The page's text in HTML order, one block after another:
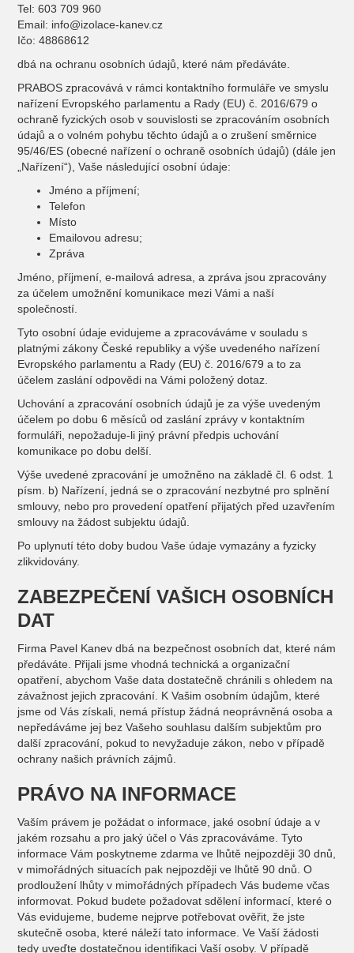
Tel: 603 709 960
Email: info@izolace-kanev.cz
Ičo: 48868612
dbá na ochranu osobních údajů, které nám předáváte.
PRABOS zpracovává v rámci kontaktního formuláře ve smyslu
nařízení Evropského parlamentu a Rady (EU) č. 2016/679 o
ochraně fyzických osob v souvislosti se zpracováním osobních
údajů a o volném pohybu těchto údajů a o zrušení směrnice
95/46/ES (obecné nařízení o ochraně osobních údajů) (dále jen
„Nařízení“), Vaše následující osobní údaje:
Jméno a příjmení;
Telefon
Místo
Emailovou adresu;
Zpráva
Jméno, příjmení, e-mailová adresa, a zpráva jsou zpracovány
za účelem umožnění komunikace mezi Vámi a naší
společností.
Tyto osobní údaje evidujeme a zpracováváme v souladu s
platnými zákony České republiky a výše uvedeného nařízení
Evropského parlamentu a Rady (EU) č. 2016/679 a to za
účelem zaslání odpovědi na Vámi položený dotaz.
Uchování a zpracování osobních údajů je za výše uvedeným
účelem po dobu 6 měsíců od zaslání zprávy v kontaktním
formuláři, nepožaduje-li jiný právní předpis uchování
komunikace po dobu delší.
Výše uvedené zpracování je umožněno na základě čl. 6 odst. 1
písm. b) Nařízení, jedná se o zpracování nezbytné pro splnění
smlouvy, nebo pro provedení opatření přijatých před uzavřením
smlouvy na žádost subjektu údajů.
Po uplynutí této doby budou Vaše údaje vymazány a fyzicky
zlikvidovány.
ZABEZPEČENÍ VAŠICH OSOBNÍCH
DAT
Firma Pavel Kanev dbá na bezpečnost osobních dat, které nám
předáváte. Přijali jsme vhodná technická a organizační
opatření, abychom Vaše data dostatečně chránili s ohledem na
závažnost jejich zpracování. K Vašim osobním údajům, které
jsme od Vás získali, nemá přístup žádná neoprávněná osoba a
nepředáváme jej bez Vašeho souhlasu dalším subjektům pro
další zpracování, pokud to nevyžaduje zákon, nebo v případě
ochrany našich právních zájmů.
PRÁVO NA INFORMACE
Vaším právem je požádat o informace, jaké osobní údaje a v
jakém rozsahu a pro jaký účel o Vás zpracováváme. Tyto
informace Vám poskytneme zdarma ve lhůtě nejpozději 30 dnů,
v mimořádných situacích pak nejpozději ve lhůtě 90 dnů. O
prodloužení lhůty v mimořádných případech Vás budeme včas
informovat. Pokud budete požadovat sdělení informací, které o
Vás evidujeme, budeme nejprve potřebovat ověřit, že jste
skutečně osoba, které náleží tato informace. Ve Vaší žádosti
tedy uveďte dostatečnou identifikaci Vaší osoby. V případě